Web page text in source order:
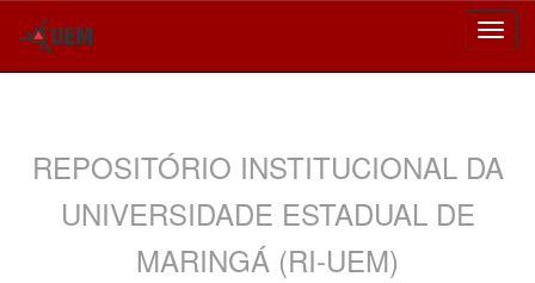
REPOSITÓRIO INSTITUCIONAL DA
UNIVERSIDADE ESTADUAL DE
MARINGÁ (RI-UEM)